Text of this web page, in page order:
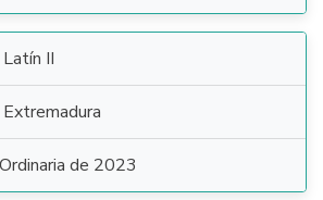
Latín II
Extremadura
Ordinaria de 2023